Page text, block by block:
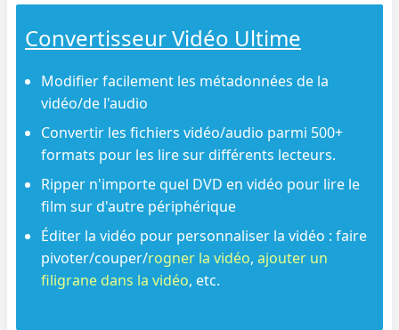
Convertisseur Vidéo Ultime
Modifier facilement les métadonnées de la
vidéo/de l'audio
Convertir les fichiers vidéo/audio parmi 500+
formats pour les lire sur différents lecteurs.
Ripper n'importe quel DVD en vidéo pour lire le
film sur d'autre périphérique
Éditer la vidéo pour personnaliser la vidéo : faire
pivoter/couper/rogner la vidéo,ajouter un
filigrane dans la vidéo, etc.